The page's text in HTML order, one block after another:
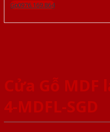
Gọi 0976.169.864
Cửa Gỗ MDF
4-MDFL-SGD